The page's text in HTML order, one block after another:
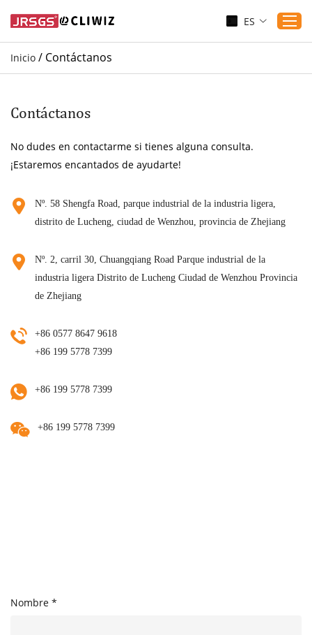
Sustenibilidad
Blogs
Sobre nosotros
ES
Inicio / Contáctanos
Contáctanos
No dudes en contactarme si tienes alguna consulta.
¡Estaremos encantados de ayudarte!
Nº. 58 Shengfa Road, parque industrial de la industria ligera,
distrito de Lucheng, ciudad de Wenzhou, provincia de Zhejiang
Nº. 2, carril 30, Chuangqiang Road Parque industrial de la
industria ligera Distrito de Lucheng Ciudad de Wenzhou Provincia
de Zhejiang
+86 0577 8647 9618
+86 199 5778 7399
+86 199 5778 7399
+86 199 5778 7399
Nombre *